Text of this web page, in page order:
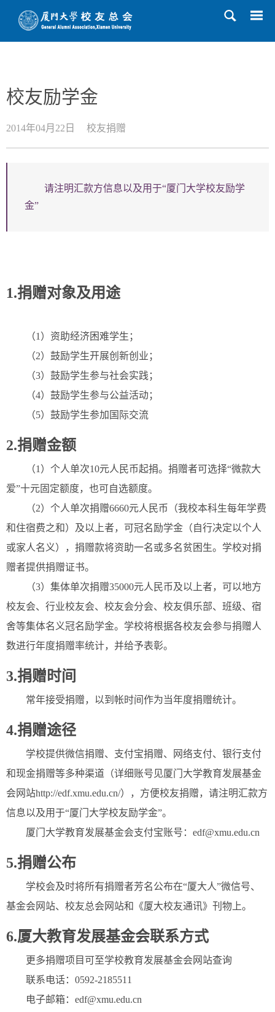
首页>>校友捐赠>>校友励学金
校友励学金
2014年04月22日 校友捐赠
请注明汇款方信息以及用于“厦门大学校友励学
金”
1.捐赠对象及用途
（1）资助经济困难学生；
（2）鼓励学生开展创新创业；
（3）鼓励学生参与社会实践；
（4）鼓励学生参与公益活动；
（5）鼓励学生参加国际交流
2.捐赠金额
（1）个人单次10元人民币起捐。捐赠者可选择“微款大
爱”十元固定额度，也可自选额度。
（2）个人单次捐赠6660元人民币（我校本科生每年学费
和住宿费之和）及以上者，可冠名励学金（自行决定以个人
或家人名义），捐赠款将资助一名或多名贫困生。学校对捐
赠者提供捐赠证书。
（3）集体单次捐赠35000元人民币及以上者，可以地方
校友会、行业校友会、校友会分会、校友俱乐部、班级、宿
舍等集体名义冠名励学金。学校将根据各校友会参与捐赠人
数进行年度捐赠率统计，并给予表彰。
3.捐赠时间
常年接受捐赠，以到帐时间作为当年度捐赠统计。
4.捐赠途径
学校提供微信捐赠、支付宝捐赠、网络支付、银行支付
和现金捐赠等多种渠道（详细账号见厦门大学教育发展基金
会网站http://edf.xmu.edu.cn/），方便校友捐赠，请注明汇款方
信息以及用于“厦门大学校友励学金”。
厦门大学教育发展基金会支付宝账号：edf@xmu.edu.cn
5.捐赠公布
学校会及时将所有捐赠者芳名公布在“厦大人”微信号、
基金会网站、校友总会网站和《厦大校友通讯》刊物上。
6.厦大教育发展基金会联系方式
更多捐赠项目可至学校教育发展基金会网站查询
联系电话：0592-2185511
电子邮箱：edf@xmu.edu.cn